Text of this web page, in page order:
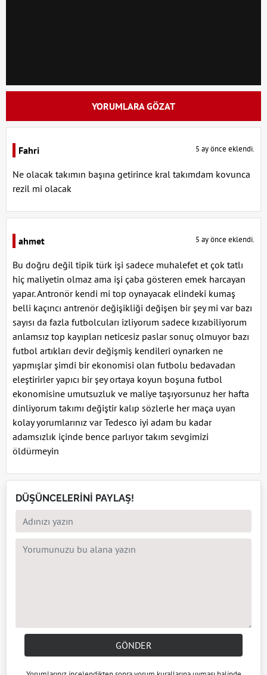
YORUMLARA GÖZAT
Fahri 5 ay önce eklendi.
Ne olacak takımın başına getirince kral takımdam kovunca
rezil mi olacak
ahmet 5 ay önce eklendi.
Bu doğru değil tipik türk işi sadece muhalefet et çok tatlı
hiç maliyetin olmaz ama işi çaba gösteren emek harcayan
yapar. Antronör kendi mi top oynayacak elindeki kumaş
belli kaçıncı antrenör değişikliği değişen bir şey mi var bazı
sayısı da fazla futbolcuları izliyorum sadece kızabiliyorum
anlamsız top kayıpları neticesiz paslar sonuç olmuyor bazı
futbol artıkları devir değişmiş kendileri oynarken ne
yapmışlar şimdi bir ekonomisi olan futbolu bedavadan
eleştirirler yapıcı bir şey ortaya koyun boşuna futbol
ekonomisine umutsuzluk ve maliye taşıyorsunuz her hafta
dinliyorum takımı değiştir kalıp sözlerle her maça uyan
kolay yorumlarınız var Tedesco iyi adam bu kadar
adamsızlık içinde bence parlıyor takım sevgimizi
öldürmeyin
DÜŞÜNCELERİNİ PAYLAŞ!
GÖNDER